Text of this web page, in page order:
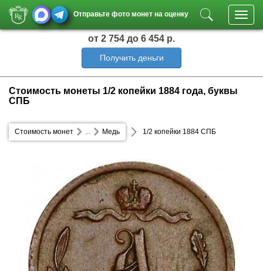
Отправьте фото монет на оценку
от 2 754 до 6 454 р.
Получить деньги
Стоимость монеты 1/2 копейки 1884 года, буквы
СПБ
Стоимость монет Медь
... 1/2 копейки 1884 СПБ